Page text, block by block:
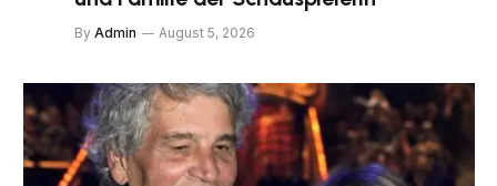
By Admin August 5, 2026